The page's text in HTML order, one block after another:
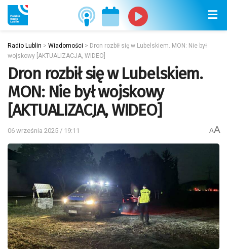
Radio Lublin > Wiadomości > Dron rozbił się w Lubelskiem. MON: Nie był
wojskowy [AKTUALIZACJA, WIDEO]
Dron rozbił się w Lubelskiem.
MON: Nie był wojskowy
[AKTUALIZACJA, WIDEO]
06 września 2025 / 19:11 AA